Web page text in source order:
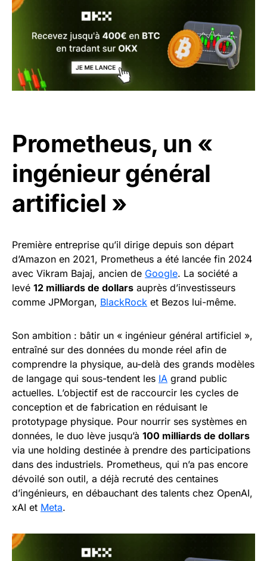
Prometheus, un «
ingénieur général
artificiel »
Première entreprise qu’il dirige depuis son départ
d’Amazon en 2021, Prometheus a été lancée fin 2024
avec Vikram Bajaj, ancien de Google. La société a
levé 12 milliards de dollars auprès d’investisseurs
comme JPMorgan, BlackRock et Bezos lui-même.
Son ambition : bâtir un « ingénieur général artificiel »,
entraîné sur des données du monde réel afin de
comprendre la physique, au-delà des grands modèles
de langage qui sous-tendent les IA grand public
actuelles. L’objectif est de raccourcir les cycles de
conception et de fabrication en réduisant le
prototypage physique. Pour nourrir ses systèmes en
données, le duo lève jusqu’à 100 milliards de dollars
via une holding destinée à prendre des participations
dans des industriels. Prometheus, qui n’a pas encore
dévoilé son outil, a déjà recruté des centaines
d’ingénieurs, en débauchant des talents chez OpenAI,
xAI et Meta.